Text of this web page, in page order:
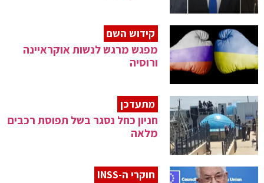
קידוש השם
מפגש מרגש לנשות אוקראיינה
ורוסיה
מתעדכן
חניון כחל נסגר בשל תפוסת רכבים
מלאה
חוקרי ה-INSS